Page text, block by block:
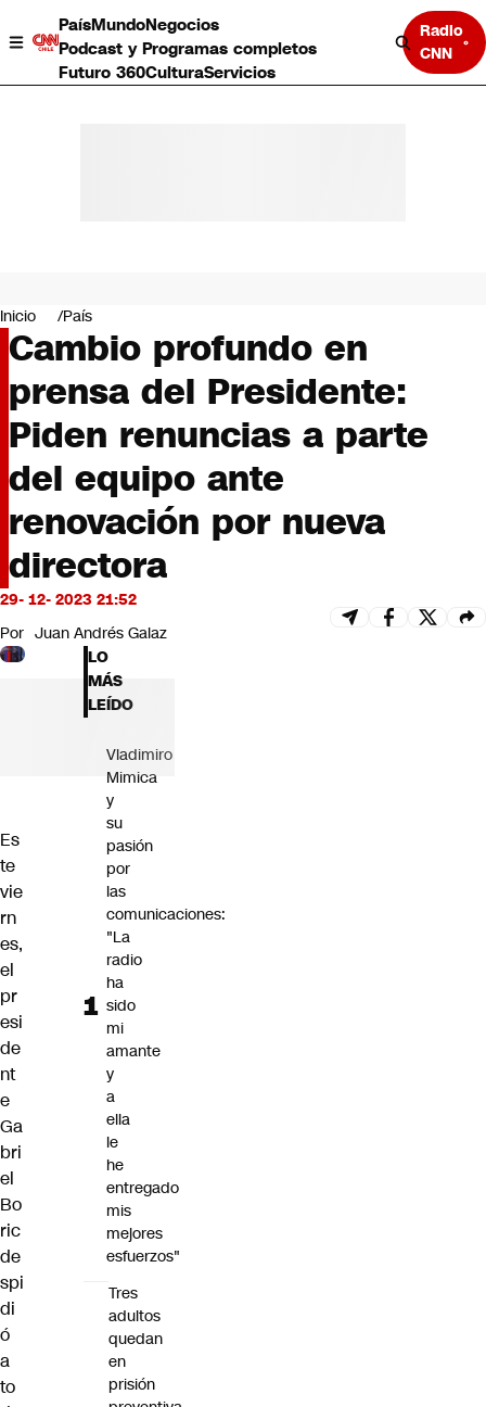
PaísMundoNegocios
Podcast y Programas completos
Futuro 360CulturaServicios
Radio
CNN
Negocios
Deportes
Programas completos
Cultura
Servicios
Bits
CNN tiempo
Opinión
Inicio País
Cambio profundo en
prensa del Presidente:
Piden renuncias a parte
del equipo ante
renovación por nueva
directora
29- 12- 2023 21:52
Por Juan Andrés Galaz
Es
te
vie
rn
es,
el
pr
esi
de
nt
e
Ga
bri
el
Bo
ric
de
spi
di
ó
a
to
LO
MÁS
LEÍDO
Vladimiro
Mimica
y
su
pasión
por
las
comunicaciones:
"La
radio
ha
sido
mi
amante
y
a
ella
le
he
entregado
mis
mejores
esfuerzos"
Tres
adultos
quedan
en
prisión